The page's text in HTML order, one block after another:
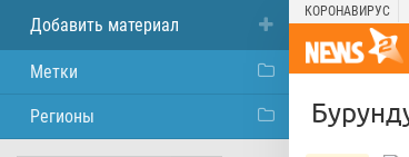
КОРОНАВИРУС
Добавить материал
Метки
Регионы